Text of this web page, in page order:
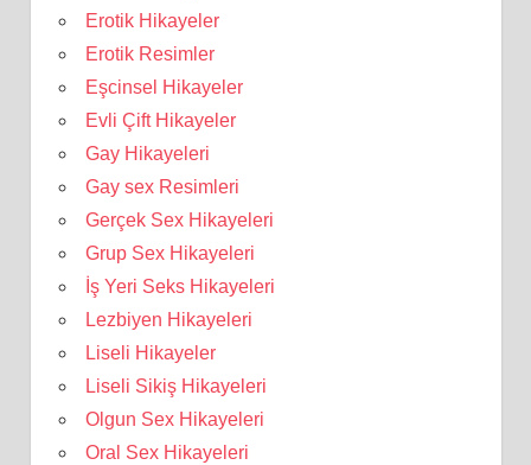
Erotik Hikayeler
Erotik Resimler
Eşcinsel Hikayeler
Evli Çift Hikayeler
Gay Hikayeleri
Gay sex Resimleri
Gerçek Sex Hikayeleri
Grup Sex Hikayeleri
İş Yeri Seks Hikayeleri
Lezbiyen Hikayeleri
Liseli Hikayeler
Liseli Sikiş Hikayeleri
Olgun Sex Hikayeleri
Oral Sex Hikayeleri